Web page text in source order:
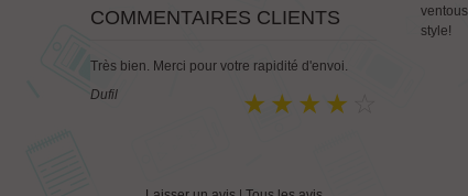
COMMENTAIRES CLIENTS
RAS. Expédition et livraison rapide.
style!